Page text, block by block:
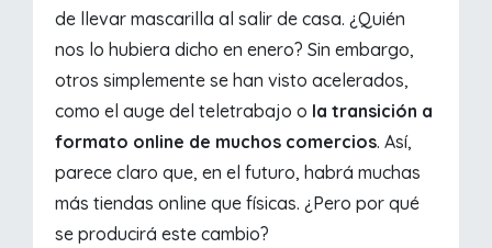
de llevar mascarilla al salir de casa. ¿Quién
nos lo hubiera dicho en enero? Sin embargo,
otros simplemente se han visto acelerados,
como el auge del teletrabajo o la transición a
formato online de muchos comercios. Así,
parece claro que, en el futuro, habrá muchas
más tiendas online que físicas. ¿Pero por qué
se producirá este cambio?